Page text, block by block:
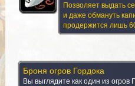
Позволяет выдать
и даже обмануть
продержится лишь
Броня огров Гордока
Вы выглядите как один из огров